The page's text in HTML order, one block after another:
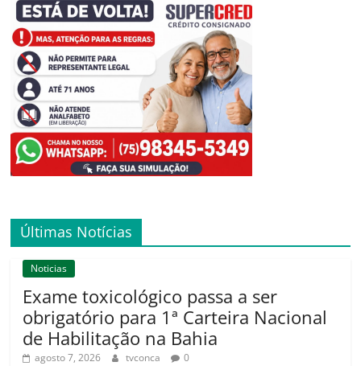
Últimas Notícias
Noticias
Exame toxicológico passa a ser
obrigatório para 1ª Carteira Nacional
de Habilitação na Bahia
agosto 7, 2026 tvconca 0